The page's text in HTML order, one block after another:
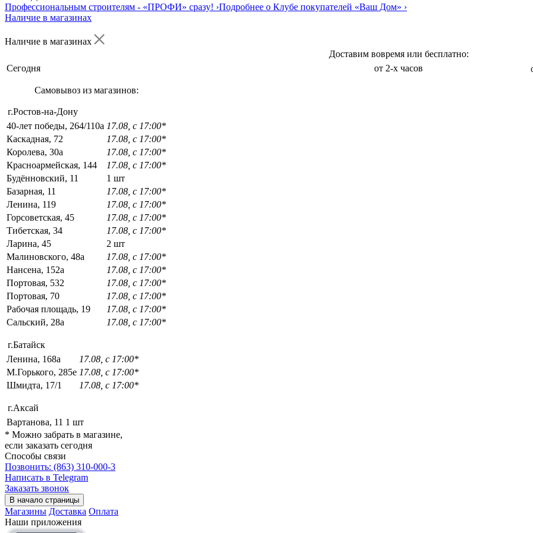
Профессиональным строителям - «ПРОФИ» сразу! ›Подробнее о Клубе покупателей «Ваш Дом» ›
Наличие в магазинах
Наличие в магазинах
Доставим вовремя или бесплатно:
Сегодня
от 2-х часов
Самовывоз из магазинов:
г.Ростов-на-Дону
40-лет победы, 264/110а 17.08, с 17:00*
Каскадная, 72
17.08, с 17:00*
Королева, 30а
17.08, с 17:00*
Красноармейская, 144
17.08, с 17:00*
Будённовский, 11
1 шт
Базарная, 11
17.08, с 17:00*
Ленина, 119
17.08, с 17:00*
Горсоветская, 45
17.08, с 17:00*
Тибетская, 34
17.08, с 17:00*
Ларина, 45
2 шт
Малиновского, 48а
17.08, с 17:00*
Нансена, 152а
17.08, с 17:00*
Портовая, 532
17.08, с 17:00*
Портовая, 70
17.08, с 17:00*
Рабочая площадь, 19
17.08, с 17:00*
Сальский, 28a
17.08, с 17:00*
г.Батайск
Ленина, 168а
17.08, с 17:00*
М.Горького, 285е 17.08, с 17:00*
Шмидта, 17/1
17.08, с 17:00*
г.Аксай
Вартанова, 11 1 шт
* Можно забрать в магазине,
если заказать сегодня
Способы связи
Позвонить: (863) 310-000-3
Написать в Telegram
Заказать звонок
В начало страницы
Магазины Доставка Оплата
Наши приложения